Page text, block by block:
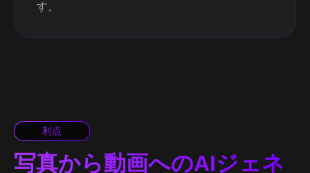
す。
利点
写真から動画へのAIジェネ